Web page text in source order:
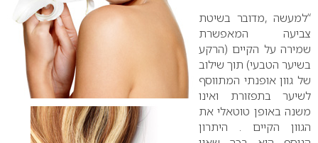
“למעשה ,מדובר בשיטת
צביעה המאפשרת
שמירה על הקיים (הרקע
בשיער הטבעי) תוך שילוב
של גוון אופנתי המתווסף
לשיער בתפזורת ואינו
משנה באופן טוטאלי את
הגוון הקיים . היתרון